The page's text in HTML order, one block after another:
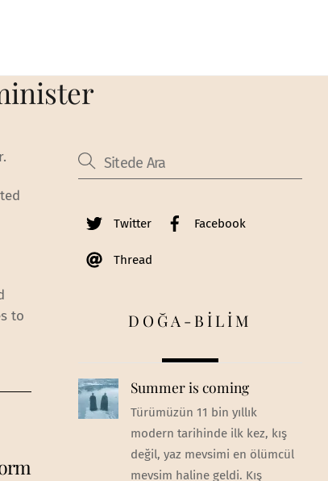
to
Twitter Facebook
Thread
DOĞA-BİLİM
Summer is coming
Türümüzün 11 bin yıllık
modern tarihinde ilk kez, kış
değil, yaz mevsimi en ölümcül
mevsim haline geldi. Kış